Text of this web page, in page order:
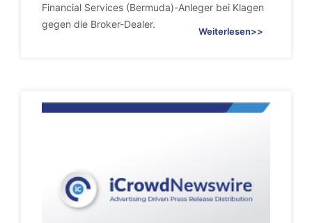
Financial Services (Bermuda)-Anleger bei Klagen
gegen die Broker-Dealer.
Weiterlesen>>